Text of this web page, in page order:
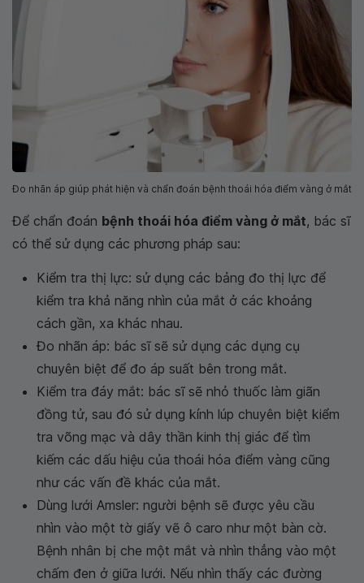
Đo nhãn áp giúp phát hiện và chẩn đoán bệnh thoái hóa điểm vàng ở mắt
Để chẩn đoán bệnh thoái hóa điểm vàng ở mắt, bác sĩ
có thể sử dụng các phương pháp sau:
Kiểm tra thị lực: sử dụng các bảng đo thị lực để
kiểm tra khả năng nhìn của mắt ở các khoảng
cách gần, xa khác nhau.
Đo nhãn áp: bác sĩ sẽ sử dụng các dụng cụ
chuyên biệt để đo áp suất bên trong mắt.
Kiểm tra đáy mắt: bác sĩ sẽ nhỏ thuốc làm giãn
đồng tử, sau đó sử dụng kính lúp chuyên biệt kiểm
tra võng mạc và dây thần kinh thị giác để tìm
kiếm các dấu hiệu của thoái hóa điểm vàng cũng
như các vấn đề khác của mắt.
Dùng lưới Amsler: người bệnh sẽ được yêu cầu
nhìn vào một tờ giấy vẽ ô caro như một bàn cờ.
Bệnh nhân bị che một mắt và nhìn thẳng vào một
chấm đen ở giữa lưới. Nếu nhìn thấy các đường